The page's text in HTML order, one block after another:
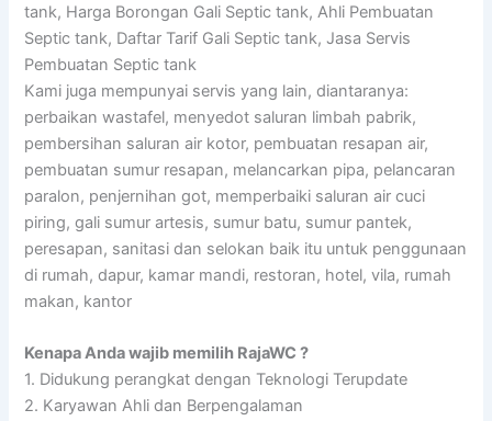
tank, Harga Borongan Gali Septic tank, Ahli Pembuatan
Septic tank, Daftar Tarif Gali Septic tank, Jasa Servis
Pembuatan Septic tank
Kami juga mempunyai servis yang lain, diantaranya:
perbaikan wastafel, menyedot saluran limbah pabrik,
pembersihan saluran air kotor, pembuatan resapan air,
pembuatan sumur resapan, melancarkan pipa, pelancaran
paralon, penjernihan got, memperbaiki saluran air cuci
piring, gali sumur artesis, sumur batu, sumur pantek,
peresapan, sanitasi dan selokan baik itu untuk penggunaan
di rumah, dapur, kamar mandi, restoran, hotel, vila, rumah
makan, kantor
Kenapa Anda wajib memilih RajaWC ?
1. Didukung perangkat dengan Teknologi Terupdate
2. Karyawan Ahli dan Berpengalaman